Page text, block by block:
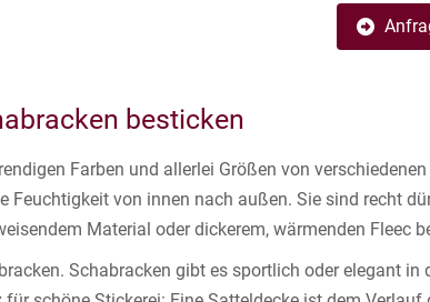
besticken
Farben und allerlei Größen von
von innen nach außen. Sie sind recht
Material oder dickerem, wärmenden Fleec
Schabracken gibt es sportlich oder elegant